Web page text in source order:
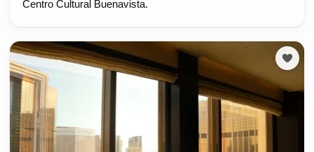
Centro Cultural Buenavista.